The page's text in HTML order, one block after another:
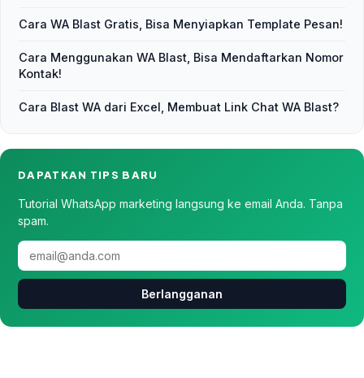
Cara WA Blast Gratis, Bisa Menyiapkan Template Pesan!
Cara Menggunakan WA Blast, Bisa Mendaftarkan Nomor
Kontak!
Cara Blast WA dari Excel, Membuat Link Chat WA Blast?
DAPATKAN TIPS BARU
Tutorial WhatsApp marketing langsung ke email Anda. Tanpa
spam.
Berlangganan